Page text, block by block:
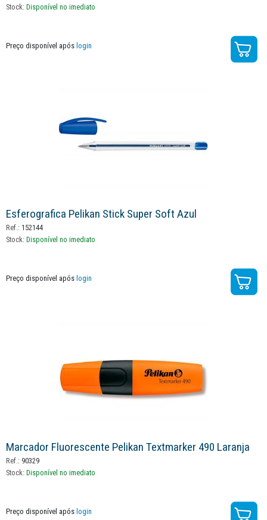
Stock: Disponível no imediato
Preço disponível após login
Esferografica Pelikan Stick Super Soft Azul
Ref.: 152144
Stock: Disponível no imediato
Preço disponível após login
Marcador Fluorescente Pelikan Textmarker 490 Laranja
Ref.: 90329
Stock: Disponível no imediato
Preço disponível após login